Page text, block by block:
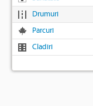
Drumuri
Parcuri
Cladiri